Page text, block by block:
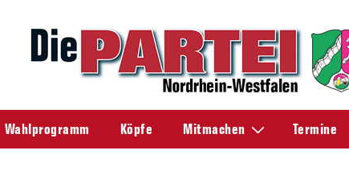
Wahlprogramm Köpfe Mitmachen Termine